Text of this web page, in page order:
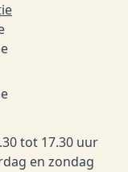
tot 17.30 uur
en zondag